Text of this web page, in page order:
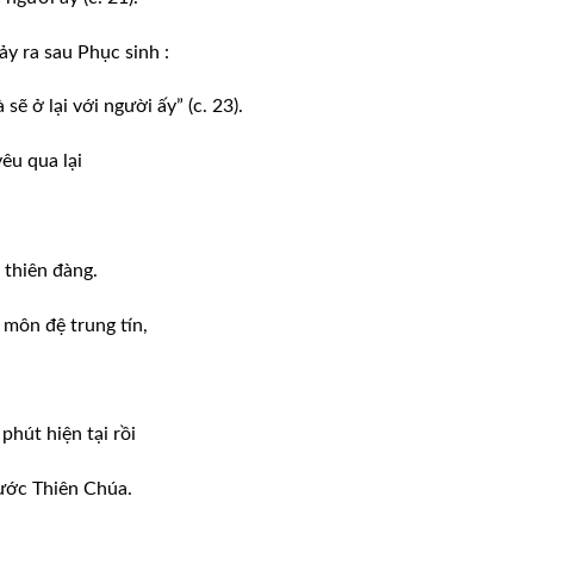
ra sau Phục sinh :
sẽ ở lại với người ấy” (c. 23).
qua lại
đàng.
đệ trung tín,
phút hiện tại rồi
Thiên Chúa.